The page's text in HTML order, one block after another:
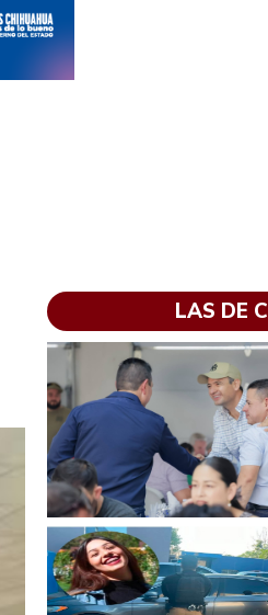
LAS DE